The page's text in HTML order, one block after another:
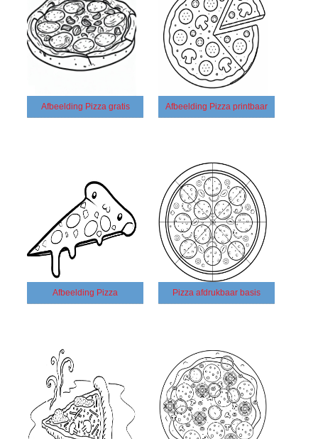
Afbeelding Pizza gratis Afbeelding Pizza printbaar
Afbeelding Pizza Pizza afdrukbaar basis